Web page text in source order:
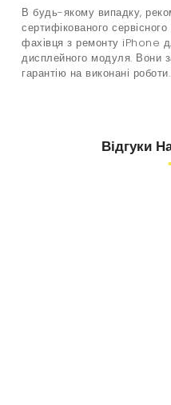
В будь-якому випадку,
сертифікованого
фахівця з ремонту iPhone
дисплейного модуля. Вони
гарантію на виконані роботи.
Відгуки